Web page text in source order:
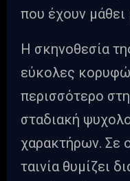
που έχουν μάθει
Η σκηνοθεσία
εύκολες
περισσότερο
σταδιακή
χαρακτήρων. Σε
ταινία θυμίζει